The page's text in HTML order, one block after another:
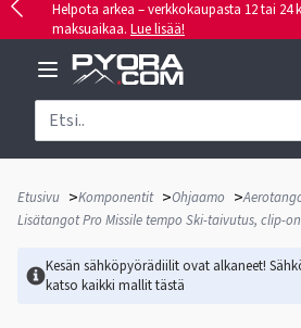
Helpota arkea – verkkokaupasta 12 tai 24
maksuaikaa. Lue lisää!
Etusivu >Komponentit >Ohjaamo >
Lisätangot Pro Missile tempo Ski-taivutus, clip-on
Kesän sähköpyörädiilit ovat alkaneet!
katso kaikki mallittästä